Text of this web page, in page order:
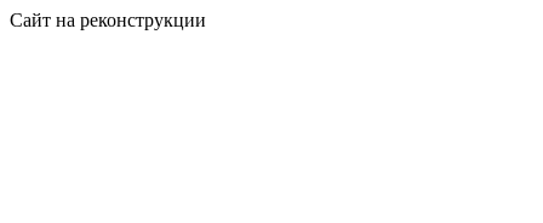
Сайт на реконструкции